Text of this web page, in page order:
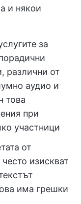
и някои
за
различни от
аудио и
това
при
участници
от
изискват
има грешки